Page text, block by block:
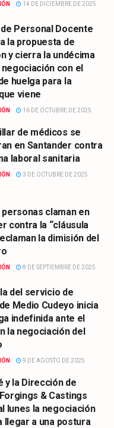
14 DE DICIEMBRE DE 2025
Personal Docente
la propuesta de
y cierra la undécima
con el
huelga para la
viene
16 DE OCTUBRE DE 2025
de médicos se
en Santander contra
laboral sanitaria
3 DE OCTUBRE DE 2025
personas claman en
contra la “cláusula
la dimisión del
8 DE SEPTIEMBRE DE 2025
del servicio de
Medio Cudeyo inicia
indefinida ante el
la negociación del
9 DE AGOSTO DE 2025
y la Dirección de
& Castings
lunes la negociación
llegar a una postura